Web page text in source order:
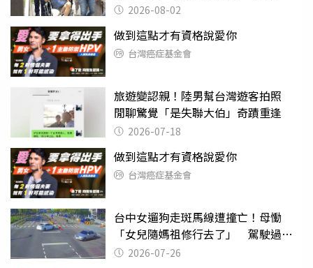
2026-08-02
做到這點才有資格說愛你
台灣癌症基金會
旅遊變認親！陸男幫台灣遊客拍照
閒聊驚覺「是失聯大伯」奇蹟重逢
2026-07-18
做到這點才有資格說愛你
台灣癌症基金會
台中女遛狗走斑馬線遭撞亡！母慟
「女兒隨媽祖修行去了」 駕駛過失
致死判9月
2026-07-26